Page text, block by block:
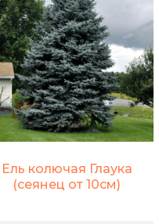
Ель колючая Глаука
(сеянец от 10см)